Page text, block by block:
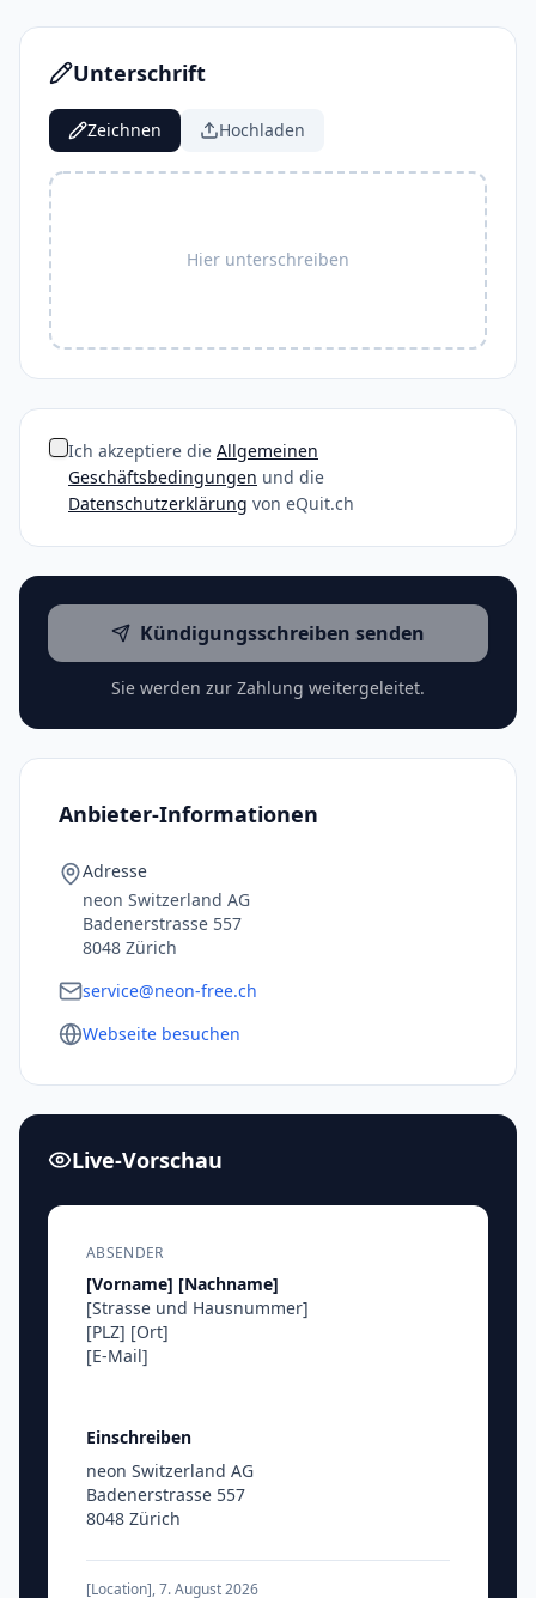
Unterschrift
Zeichnen Hochladen
Hier unterschreiben
Ich akzeptiere die Allgemeinen
Geschäftsbedingungen und die
Datenschutzerklärung von eQuit.ch
Kündigungsschreiben senden
Sie werden zur Zahlung weitergeleitet.
Anbieter-Informationen
Adresse
neon Switzerland AG
Badenerstrasse 557
8048 Zürich
service@neon-free.ch
Webseite besuchen
Live-Vorschau
ABSENDER
[Vorname] [Nachname]
[Strasse und Hausnummer]
[PLZ] [Ort]
[E-Mail]
Einschreiben
neon Switzerland AG
Badenerstrasse 557
8048 Zürich
[Location],7. August 2026